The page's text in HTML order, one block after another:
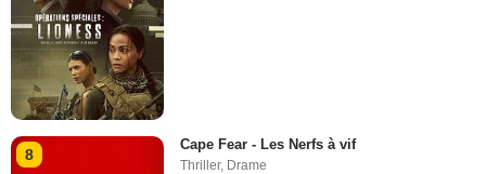
8
Cape Fear - Les Nerfs à vif
Thriller, Drame